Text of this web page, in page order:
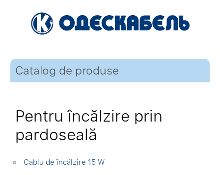
Catalog de produse
Pentru încălzire prin
pardoseală
Cablu de încălzire 15 W